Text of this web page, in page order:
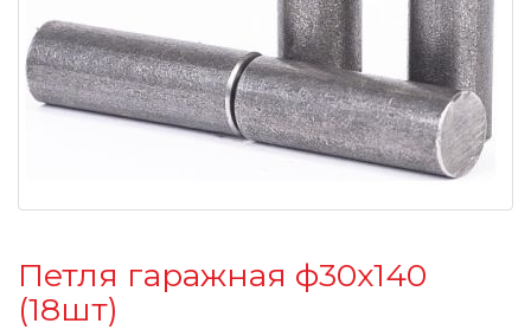
Петля гаражная ф30х140
(18шт)